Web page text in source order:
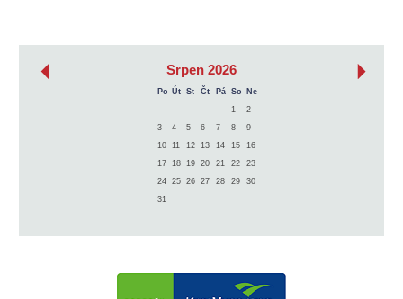
Srpen 2026
Po Út St Čt Pá So
Ne
1
2
3
4 5 6 7 8
9
10
11 12 13 14 15
16
17
18 19 20 21 22
23
24
25 26 27 28 29
30
31